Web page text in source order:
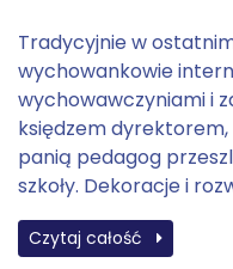
Tradycyjnie w
wychowankowie
wychowawczyniami i
księdzem
panią pedagog
szkoły. Dekoracje i
Czytaj całość